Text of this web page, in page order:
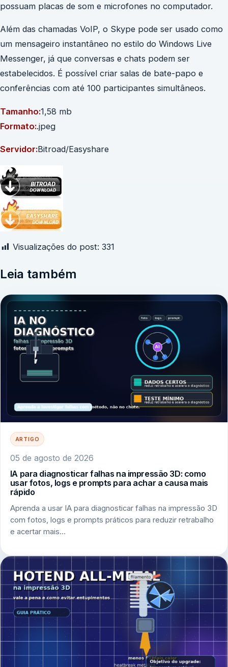
possuam placas de som e microfones no computador.
Além das chamadas VoIP, o Skype pode ser usado como
um mensageiro instantâneo no estilo do Windows Live
Messenger, já que conversas e chats podem ser
estabelecidos. É possível criar salas de bate-papo e
conferências com até 100 participantes simultâneos.
Tamanho:1,58 mb
Formato:.jpeg
Servidor:Bitroad/Easyshare
Visualizações do post: 331
Leia também
ARTIGO
05 de agosto de 2026
IA para diagnosticar falhas na impressão 3D: como
usar fotos, logs e prompts para achar a causa mais
rápido
Aprenda a usar IA para diagnosticar falhas na impressão 3D
com fotos, logs e prompts práticos para reduzir retrabalho
e acertar mais…